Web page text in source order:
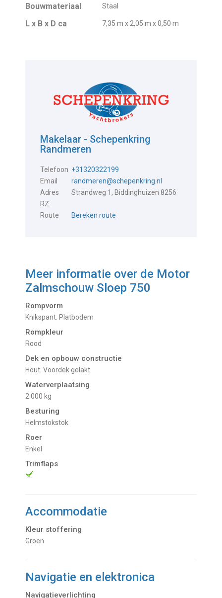
Bouwmateriaal Staal
L x B x D ca 7,35 m x 2,05 m x 0,50 m
Makelaar - Schepenkring
Randmeren
Telefoon +31320322199
Email
randmeren@schepenkring.nl
Adres
Strandweg 1, Biddinghuizen 8256
RZ
Route
Bereken route
Meer informatie over de Motor
Zalmschouw Sloep 750
Rompvorm
Knikspant. Platbodem
Rompkleur
Rood
Dek en opbouw constructie
Hout. Voordek gelakt
Waterverplaatsing
2.000 kg
Besturing
Helmstokstok
Roer
Enkel
Trimflaps
Accommodatie
Kleur stoffering
Groen
Navigatie en elektronica
Navigatieverlichting